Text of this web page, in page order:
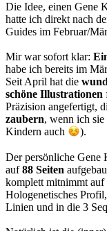
Die Idee, einen Gene
hatte ich direkt nach
Guides im Februar/
Mir war sofort klar:
habe ich bereits im
Seit April hat die
schöne Illustrationen
Präzision angefertigt,
zaubern, wenn ich
Kindern auch
).
Der persönliche
auf88 Seiten
komplett mitnimmt auf
Hologenetisches
Linien und in die 3